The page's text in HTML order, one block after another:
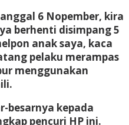
6 Nopember, kira
berhenti disimpang 5
anak saya, kaca
pelaku merampas
menggunakan
besarnya kepada
pencuri HP ini.